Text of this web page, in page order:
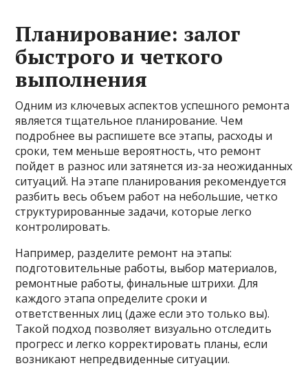
Планирование: залог
быстрого и четкого
выполнения
Одним из ключевых аспектов успешного ремонта
является тщательное планирование. Чем
подробнее вы распишете все этапы, расходы и
сроки, тем меньше вероятность, что ремонт
пойдет в разнос или затянется из-за неожиданных
ситуаций. На этапе планирования рекомендуется
разбить весь объем работ на небольшие, четко
структурированные задачи, которые легко
контролировать.
Например, разделите ремонт на этапы:
подготовительные работы, выбор материалов,
ремонтные работы, финальные штрихи. Для
каждого этапа определите сроки и
ответственных лиц (даже если это только вы).
Такой подход позволяет визуально отследить
прогресс и легко корректировать планы, если
возникают непредвиденные ситуации.